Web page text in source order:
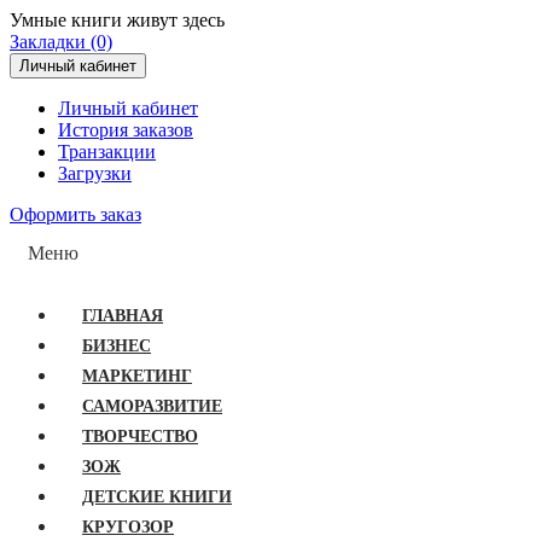
Умные книги живут здесь
Закладки (0)
Личный кабинет
Личный кабинет
История заказов
Транзакции
Загрузки
Оформить заказ
Меню
ГЛАВНАЯ
БИЗНЕС
МАРКЕТИНГ
САМОРАЗВИТИЕ
ТВОРЧЕСТВО
ЗОЖ
ДЕТСКИЕ КНИГИ
КРУГОЗОР